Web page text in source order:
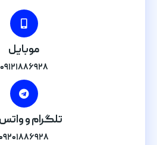
موبایل
۰۹۱۲۱۸۸۶۹۲۸
تلگرام و